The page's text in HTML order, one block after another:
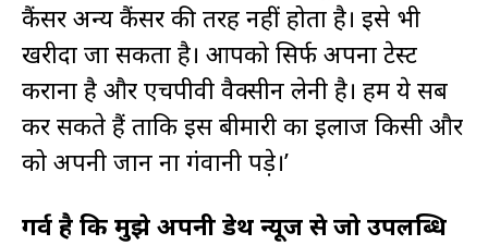
कैंसर अन्य कैंसर की तरह नहीं होता है। इसे भी
खरीदा जा सकता है। आपको सिर्फ अपना टेस्ट
कराना है और एचपीवी वैक्सीन लेनी है। हम ये सब
कर सकते हैं ताकि इस बीमारी का इलाज किसी और
को अपनी जान ना गंवानी पड़े।’
गर्व है कि मुझे अपनी डेथ न्यूज से जो उपलब्धि